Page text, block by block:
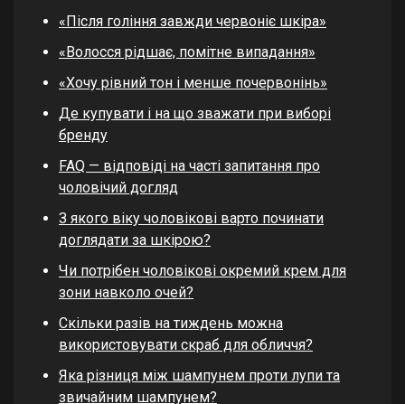
«Після гоління завжди червоніє шкіра»
«Волосся рідшає, помітне випадання»
«Хочу рівний тон і менше почервонінь»
Де купувати і на що зважати при виборі
бренду
FAQ — відповіді на часті запитання про
чоловічий догляд
З якого віку чоловікові варто починати
доглядати за шкірою?
Чи потрібен чоловікові окремий крем для
зони навколо очей?
Скільки разів на тиждень можна
використовувати скраб для обличчя?
Яка різниця між шампунем проти лупи та
звичайним шампунем?